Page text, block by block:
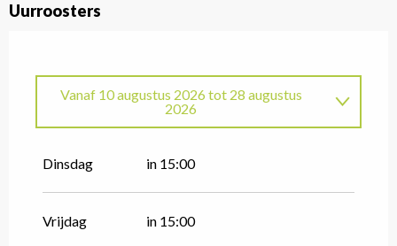
Uurroosters
Vanaf10 augustus 2026 tot28 augustus
2026
Dinsdag in 15:00
Vrijdag in 15:00